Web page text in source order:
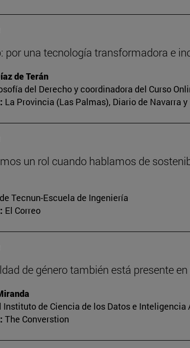
por una tecnología transformadora e
de Terán
del Derecho y coordinadora del Curso
La Provincia (Las Palmas), Diario de Navarra y
un rol cuando hablamos de
Tecnun-Escuela de Ingeniería
El Correo
de género también está presente
Instituto de Ciencia de los Datos e
The Converstion